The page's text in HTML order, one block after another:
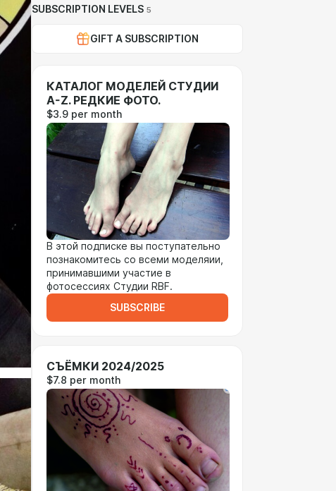
SUBSCRIPTION LEVELS 5
GIFT A SUBSCRIPTION
КАТАЛОГ МОДЕЛЕЙ СТУДИИ
A-Z. РЕДКИЕ ФОТО.
$3.9 per month
В этой подписке вы поступательно
познакомитесь со всеми моделяии,
принимавшими участие в
фотосессиях Студии RBF.
SUBSCRIBE
СЪЁМКИ 2024/2025
$7.8 per month